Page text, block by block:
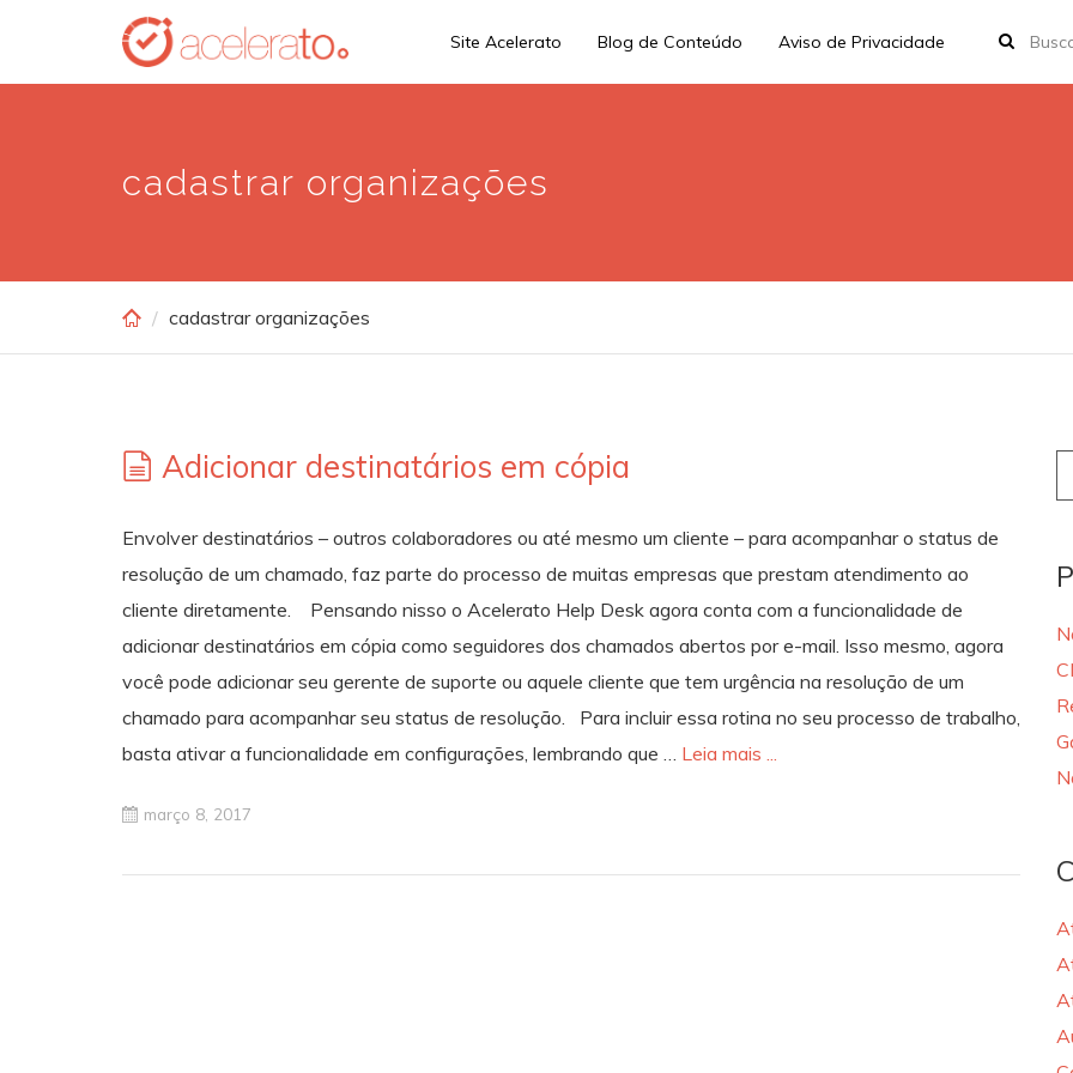
main
Site Acelerato Blog de Conteúdo Aviso de Privacidade
cadastrar organizações
cadastrar organizações
Adicionar destinatários em cópia
Envolver destinatários – outros colaboradores ou até mesmo um cliente – para acompanhar o status de
resolução de um chamado, faz parte do processo de muitas empresas que prestam atendimento ao
cliente diretamente. Pensando nisso o Acelerato Help Desk agora conta com a funcionalidade de
adicionar destinatários em cópia como seguidores dos chamados abertos por e-mail. Isso mesmo, agora
você pode adicionar seu gerente de suporte ou aquele cliente que tem urgência na resolução de um
chamado para acompanhar seu status de resolução. Para incluir essa rotina no seu processo de trabalho,
basta ativar a funcionalidade em configurações, lembrando que … Leia mais ...
março 8, 2017